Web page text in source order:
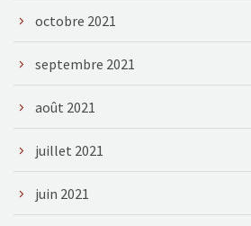
octobre 2021
septembre 2021
août 2021
juillet 2021
juin 2021